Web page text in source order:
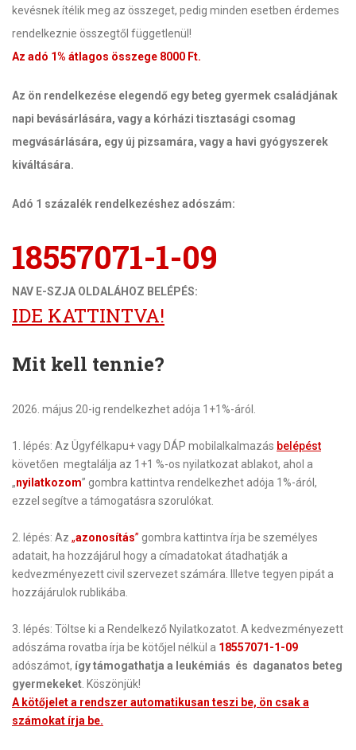
kevésnek ítélik meg az összeget, pedig minden esetben érdemes
rendelkeznie összegtől függetlenül!
Az adó 1% átlagos összege 8000 Ft.
Az ön rendelkezése elegendő egy beteg gyermek családjának
napi bevásárlására, vagy a kórházi tisztasági csomag
megvásárlására, egy új pizsamára, vagy a havi gyógyszerek
kiváltására.
Adó 1 százalék rendelkezéshez adószám:
18557071-1-09
NAV E-SZJA OLDALÁHOZ BELÉPÉS:
IDE KATTINTVA!
Mit kell tennie?
2026. május 20-ig rendelkezhet adója 1+1%-áról.
1. lépés: Az Ügyfélkapu+ vagy DÁP mobilalkalmazás belépést
követően megtalálja az 1+1 %-os nyilatkozat ablakot, ahol a
„nyilatkozom” gombra kattintva rendelkezhet adója 1%-áról,
ezzel segítve a támogatásra szorulókat.
2. lépés: Az „azonosítás” gombra kattintva írja be személyes
adatait, ha hozzájárul hogy a címadatokat átadhatják a
kedvezményezett civil szervezet számára. Illetve tegyen pipát a
hozzájárulok rublikába.
3. lépés: Töltse ki a Rendelkező Nyilatkozatot. A kedvezményezett
adószáma rovatba írja be kötőjel nélkül a 18557071-1-09
adószámot, így támogathatja a leukémiás és daganatos beteg
gyermekeket. Köszönjük!
A kötőjelet a rendszer automatikusan teszi be, ön csak a
számokat írja be.